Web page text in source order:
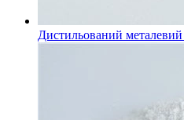
Дистильований металевий